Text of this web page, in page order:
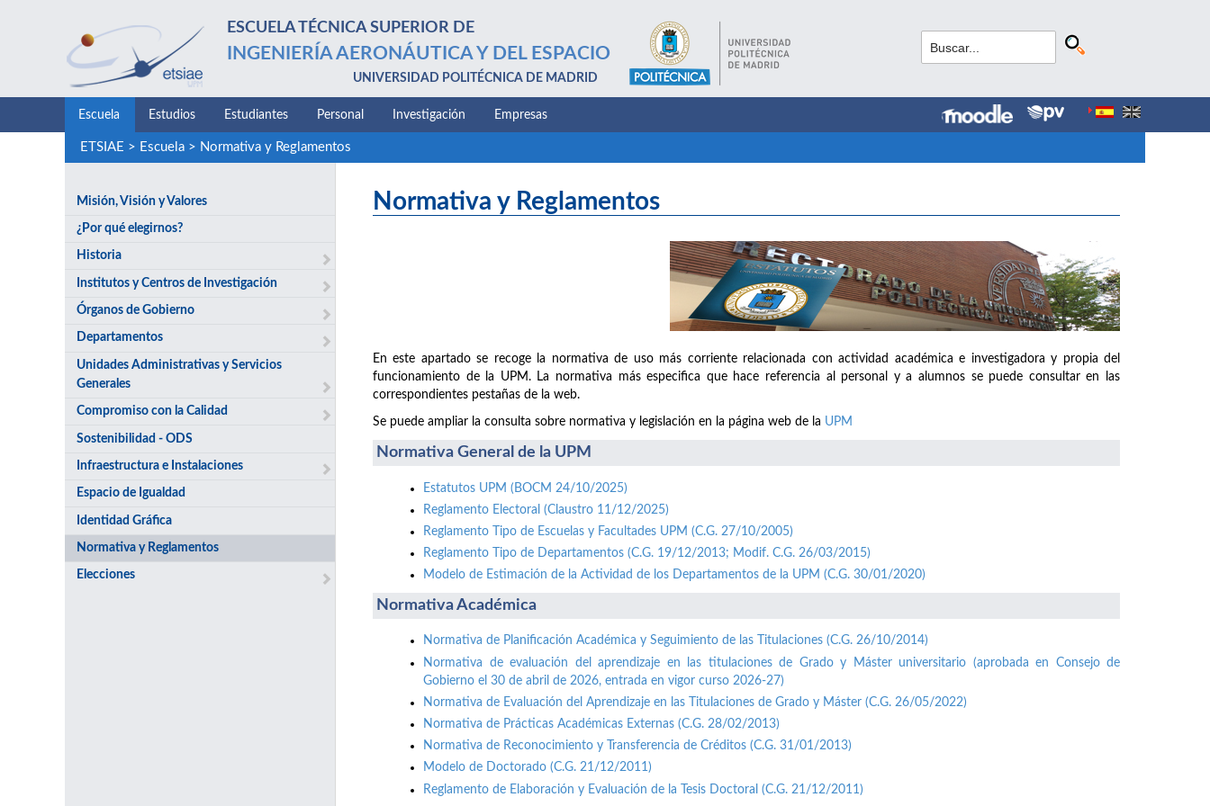
ESCUELA TÉCNICA SUPERIOR DE
INGENIERÍA AERONÁUTICA Y DEL ESPACIO
UNIVERSIDAD POLITÉCNICA DE MADRID
Escuela Estudios Estudiantes Personal Investigación Empresas
ETSIAE > Escuela> Normativa y Reglamentos
Misión, Visión y Valores
¿Por qué elegirnos?
Historia
Institutos y Centros de Investigación
Órganos de Gobierno
Departamentos
Unidades Administrativas y Servicios
Generales
Compromiso con la Calidad
Sostenibilidad - ODS
Infraestructura e Instalaciones
Espacio de Igualdad
Identidad Gráfica
Normativa y Reglamentos
Elecciones
Normativa y Reglamentos
En este apartado se recoge la normativa de uso más corriente relacionada con actividad académica e investigadora y propia del
funcionamiento de la UPM. La normativa más especifica que hace referencia al personal y a alumnos se puede consultar en las
correspondientes pestañas de la web.
Se puede ampliar la consulta sobre normativa y legislación en la página web de la UPM
Normativa General de la UPM
Estatutos UPM (BOCM 24/10/2025)
Reglamento Electoral (Claustro 11/12/2025)
Reglamento Tipo de Escuelas y Facultades UPM (C.G. 27/10/2005)
Reglamento Tipo de Departamentos (C.G. 19/12/2013; Modif. C.G. 26/03/2015)
Modelo de Estimación de la Actividad de los Departamentos de la UPM (C.G. 30/01/2020)
Normativa Académica
Normativa de Planificación Académica y Seguimiento de las Titulaciones (C.G. 26/10/2014)
Normativa de evaluación del aprendizaje en las titulaciones de Grado y Máster universitario (aprobada en Consejo de
Gobierno el 30 de abril de 2026, entrada en vigor curso 2026-27)
Normativa de Evaluación del Aprendizaje en las Titulaciones de Grado y Máster (C.G. 26/05/2022)
Normativa de Prácticas Académicas Externas (C.G. 28/02/2013)
Normativa de Reconocimiento y Transferencia de Créditos (C.G. 31/01/2013)
Modelo de Doctorado (C.G. 21/12/2011)
Reglamento de Elaboración y Evaluación de la Tesis Doctoral (C.G. 21/12/2011)